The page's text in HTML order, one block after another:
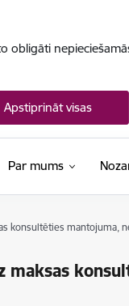
obligāti
Apstiprināt visas
Par mums
konsultēties mantojuma,
maksas